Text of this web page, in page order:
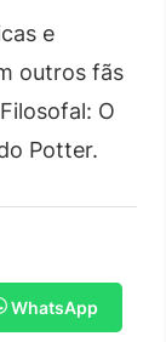
e
outros fãs
O
Potter.
WhatsApp